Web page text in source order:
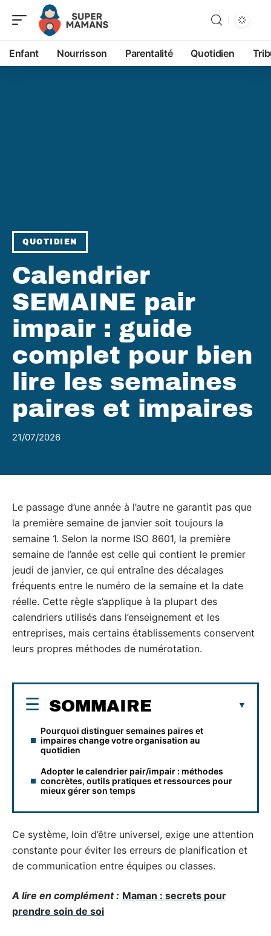
Enfant Nourrisson Parentalité Quotidien
QUOTIDIEN
Calendrier
SEMAINE pair
impair : guide
complet pour bien
lire les semaines
paires et impaires
21/07/2026
Le passage d’une année à l’autre ne garantit pas que
la première semaine de janvier soit toujours la
semaine 1. Selon la norme ISO 8601, la première
semaine de l’année est celle qui contient le premier
jeudi de janvier, ce qui entraîne des décalages
fréquents entre le numéro de la semaine et la date
réelle. Cette règle s’applique à la plupart des
calendriers utilisés dans l’enseignement et les
entreprises, mais certains établissements conservent
leurs propres méthodes de numérotation.
SOMMAIRE
Pourquoi distinguer semaines paires et
impaires change votre organisation au
quotidien
Adopter le calendrier pair/impair : méthodes
concrètes, outils pratiques et ressources pour
mieux gérer son temps
Ce système, loin d’être universel, exige une attention
constante pour éviter les erreurs de planification et
de communication entre équipes ou classes.
A lire en complément : Maman : secrets pour
prendre soin de soi